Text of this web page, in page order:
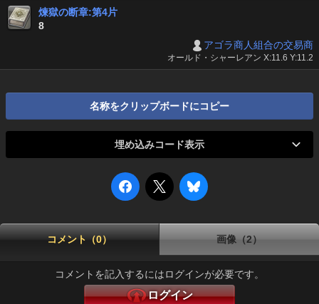
煉獄の断章:第4片
8
アゴラ商人組合の交易商
オールド・シャーレアン X:11.6 Y:11.2
名称をクリップボードにコピー
埋め込みコード表示
コメント（0） 画像（2）
コメントを記入するにはログインが必要です。
ログイン